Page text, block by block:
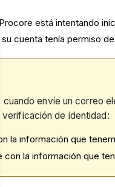
está intentando
cuenta tenía permiso
cuando envíe un correo
verificación de identidad:
la información que
con la información que